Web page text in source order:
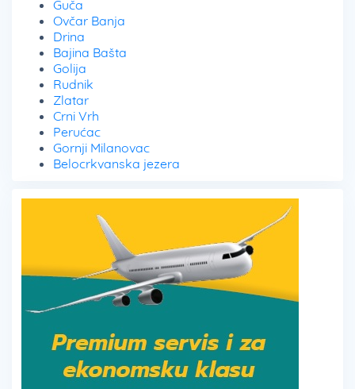
Guča
Ovčar Banja
Drina
Bajina Bašta
Golija
Rudnik
Zlatar
Crni Vrh
Perućac
Gornji Milanovac
Belocrkvanska jezera